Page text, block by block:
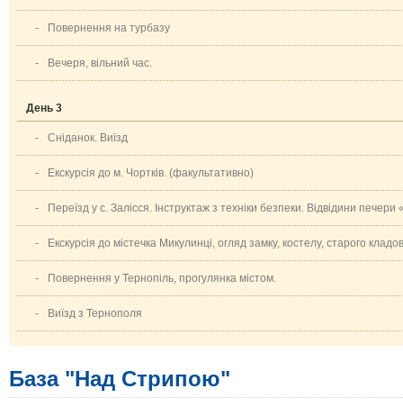
- Повернення на турбазу
- Вечеря, вільний час.
День 3
- Сніданок. Виїзд
- Екскурсія до м. Чортків. (факультативно)
- Переїзд у с. Залісся. Інструктаж з техніки безпеки. Відвідини
- Екскурсія до містечка Микулинці, огляд замку, костелу, старого
- Повернення у Тернопіль, прогулянка містом.
- Виїзд з Тернополя
База "Над Стрипою"